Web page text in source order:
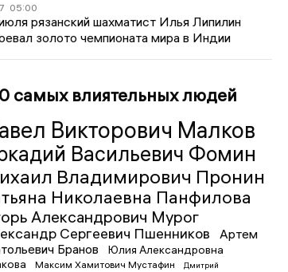
05:00
рязанский шахматист Илья Липилин
золото чемпионата мира в Индии
самых влиятельных людей
Викторович Малков
Васильевич Фомин
Владимирович Пронин
Николаевна Панфилова
Александрович Мурог
Сергеевич Пшенников
Артем
Бранов
Юлия Александровна
Максим Хамитович Мустафин
Дмитрий